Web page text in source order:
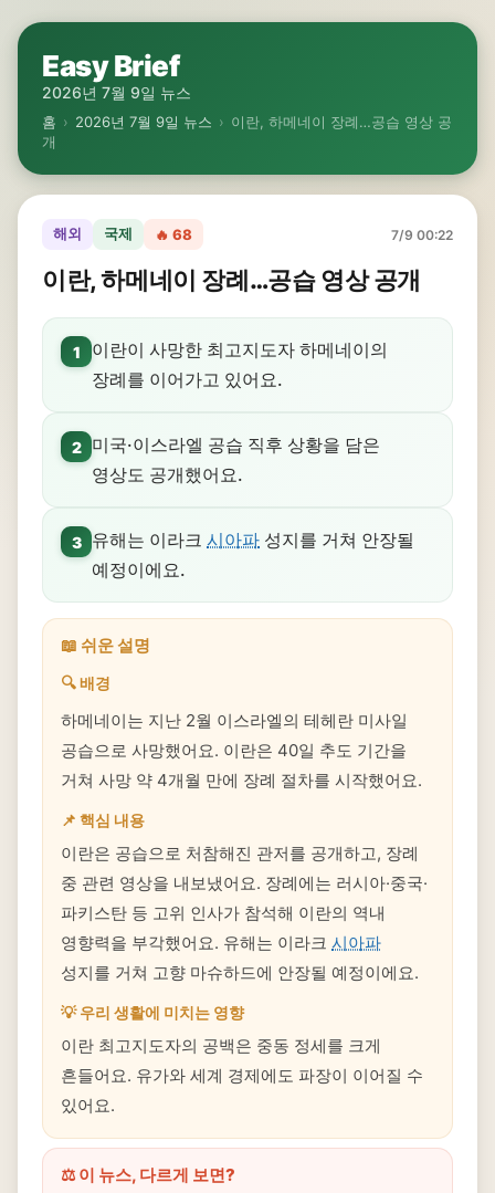
Easy Brief
2026년 7월 9일 뉴스
홈 › 2026년 7월 9일 뉴스 › 이란, 하메네이 장례…공습 영상 공
개
해외 국제 🔥 68 7/9 00:22
이란, 하메네이 장례…공습 영상 공개
1
이란이 사망한 최고지도자 하메네이의
장례를 이어가고 있어요.
2
미국·이스라엘 공습 직후 상황을 담은
영상도 공개했어요.
3 유해는 이라크 시아파 성지를 거쳐 안장될
예정이에요.
📖 쉬운 설명
🔍 배경
하메네이는 지난 2월 이스라엘의 테헤란 미사일
공습으로 사망했어요. 이란은 40일 추도 기간을
거쳐 사망 약 4개월 만에 장례 절차를 시작했어요.
📌 핵심 내용
이란은 공습으로 처참해진 관저를 공개하고, 장례
중 관련 영상을 내보냈어요. 장례에는 러시아·중국·
파키스탄 등 고위 인사가 참석해 이란의 역내
영향력을 부각했어요. 유해는 이라크 시아파
성지를 거쳐 고향 마슈하드에 안장될 예정이에요.
💡 우리 생활에 미치는 영향
이란 최고지도자의 공백은 중동 정세를 크게
흔들어요. 유가와 세계 경제에도 파장이 이어질 수
있어요.
⚖️ 이 뉴스, 다르게 보면?